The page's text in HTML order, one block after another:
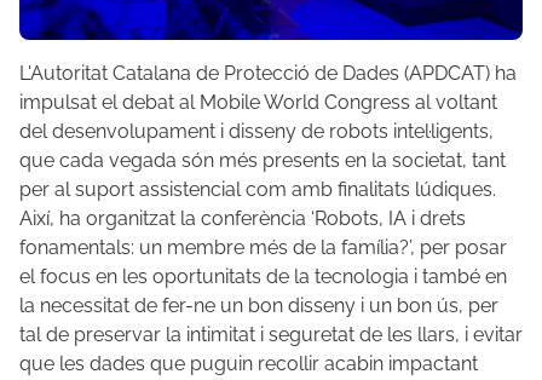
L'Autoritat Catalana de Protecció de Dades (APDCAT) ha
impulsat el debat al Mobile World Congress al voltant
del desenvolupament i disseny de robots intel·ligents,
que cada vegada són més presents en la societat, tant
per al suport assistencial com amb finalitats lúdiques.
Així, ha organitzat la conferència ‘Robots, IA i drets
fonamentals: un membre més de la família?’, per posar
el focus en les oportunitats de la tecnologia i també en
la necessitat de fer-ne un bon disseny i un bon ús, per
tal de preservar la intimitat i seguretat de les llars, i evitar
que les dades que puguin recollir acabin impactant